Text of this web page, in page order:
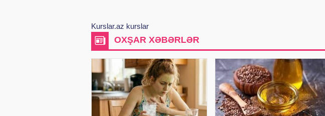
Kurslar.az kurslar
OXŞAR XƏBƏRLƏR